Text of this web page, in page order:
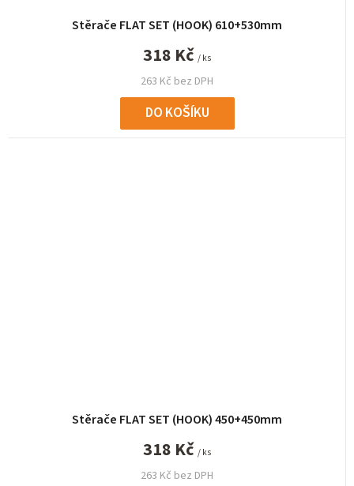
Stěrače FLAT SET (HOOK) 610+530mm
263 Kč bez DPH
318 Kč / ks
DO KOŠÍKU
Stěrače FLAT SET (HOOK) 450+450mm
263 Kč bez DPH
318 Kč / ks